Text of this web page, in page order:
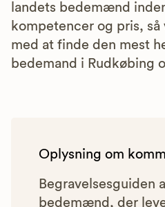
landets bedemænd
kompetencer og pris,
med at finde den mest
bedemand i Rudkøbing
Oplysning om
Begravelsesguiden
bedemænd, der